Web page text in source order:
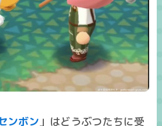
ンボン 」はどうぶつたちに受